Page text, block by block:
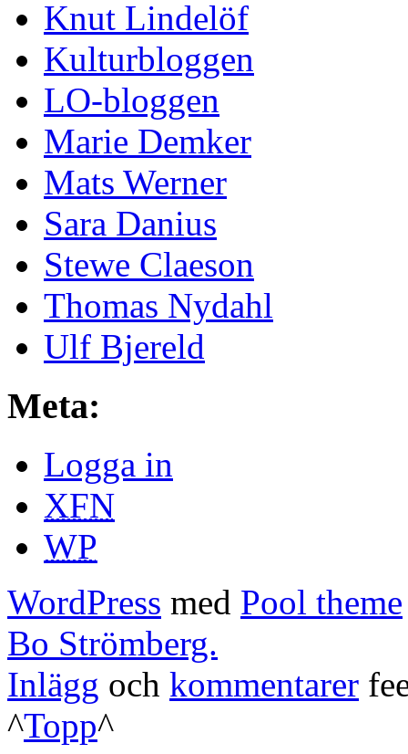
Knut Lindelöf
Kulturbloggen
LO-bloggen
Marie Demker
Mats Werner
Sara Danius
Stewe Claeson
Thomas Nydahl
Ulf Bjereld
Meta:
Logga in
XFN
WP
WordPress med Pool theme
Bo Strömberg.
Inlägg och kommentarer
^Topp^